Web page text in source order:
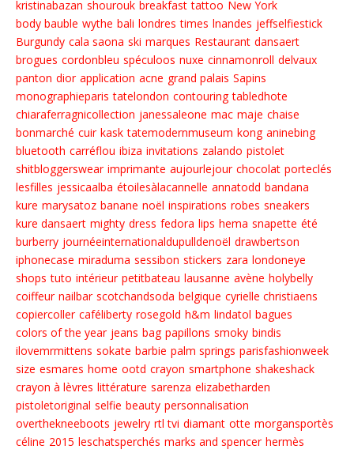
kristinabazan shourouk breakfast tattoo New York
body bauble wythe bali londres times lnandes jeffselfiestick
Burgundy cala saona ski marques Restaurant dansaert
brogues cordonbleu spéculoos nuxe cinnamonroll delvaux
panton dior application acne grand palais Sapins
monographieparis tatelondon contouring tabledhote
chiaraferragnicollection janessaleone mac maje chaise
bonmarché cuir kask tatemodernmuseum kong aninebing
bluetooth carréflou ibiza invitations zalando pistolet
shitbloggerswear imprimante aujourlejour chocolat porteclés
lesfilles jessicaalba étoilesàlacannelle annatodd bandana
kure marysatoz banane noël inspirations robes sneakers
kure dansaert mighty dress fedora lips hema snapette été
burberry journéeinternationaldupulldenoël drawbertson
iphonecase miraduma sessibon stickers zara londoneye
shops tuto intérieur petitbateau lausanne avène holybelly
coiffeur nailbar scotchandsoda belgique cyrielle christiaens
copiercoller caféliberty rosegold h&m lindatol bagues
colors of the year jeans bag papillons smoky bindis
ilovemrmittens sokate barbie palm springs parisfashionweek
size esmares home ootd crayon smartphone shakeshack
crayon à lèvres littérature sarenza elizabetharden
pistoletoriginal selfie beauty personnalisation
overthekneeboots jewelry rtl tvi diamant otte morgansportès
céline 2015 leschatsperchés marks and spencer hermès